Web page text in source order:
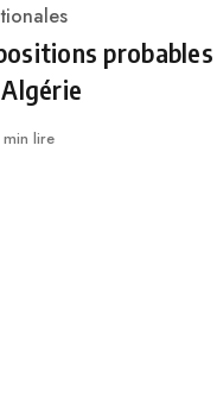
min lire